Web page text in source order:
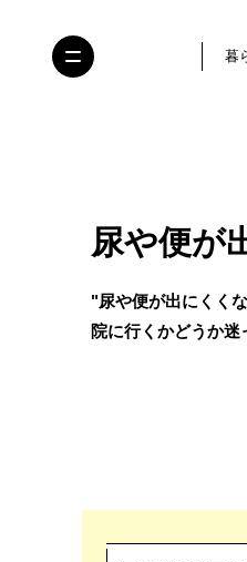
暮
尿や便が
"尿や便が出にくく
院に行くかどうか迷